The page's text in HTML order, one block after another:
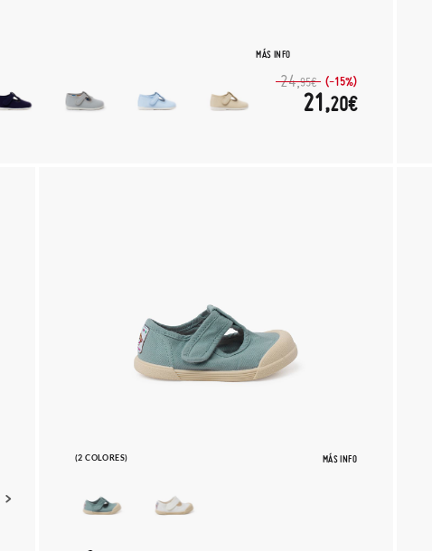
MÁS INFO
24,95€ (-15%)
21,20€
(2 COLORES) MÁS INFO